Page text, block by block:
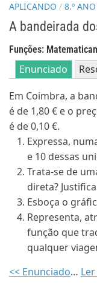
APLICANDO / 8.º ANO
A bandeirada
Funções:
Enunciado
Em Coimbra, a
é de 1,80 € e o
é de 0,10 €.
Expressa,
e 10 dessas
Trata-se de
direta?
Esboça o
Representa,
função que
qualquer
<< Enunciado…